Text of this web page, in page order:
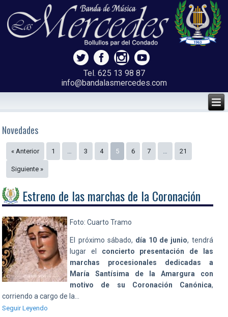
Tel. 625 13 98 87
info@bandalasmercedes.com
Novedades
« Anterior 1 … 3 4 5 6 7 … 21
Siguiente »
Estreno de las marchas de la Coronación
Foto: Cuarto Tramo
El próximo sábado, día 10 de junio, tendrá
lugar el concierto presentación de las
marchas procesionales dedicadas a
María Santísima de la Amargura con
motivo de su Coronación Canónica,
corriendo a cargo de la…
Seguir Leyendo